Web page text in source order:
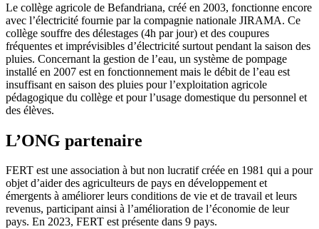
Le collège agricole de Befandriana, créé en 2003, fonctionne encore
avec l’électricité fournie par la compagnie nationale JIRAMA. Ce
collège souffre des délestages (4h par jour) et des coupures
fréquentes et imprévisibles d’électricité surtout pendant la saison des
pluies. Concernant la gestion de l’eau, un système de pompage
installé en 2007 est en fonctionnement mais le débit de l’eau est
insuffisant en saison des pluies pour l’exploitation agricole
pédagogique du collège et pour l’usage domestique du personnel et
des élèves.
L’ONG partenaire
FERT est une association à but non lucratif créée en 1981 qui a pour
objet d’aider des agriculteurs de pays en développement et
émergents à améliorer leurs conditions de vie et de travail et leurs
revenus, participant ainsi à l’amélioration de l’économie de leur
pays. En 2023, FERT est présente dans 9 pays.